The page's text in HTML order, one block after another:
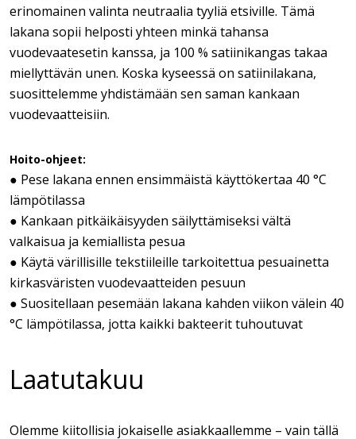
erinomainen valinta neutraalia tyyliä etsiville. Tämä
lakana sopii helposti yhteen minkä tahansa
vuodevaatesetin kanssa, ja 100 % satiinikangas takaa
miellyttävän unen. Koska kyseessä on satiinilakana,
suosittelemme yhdistämään sen saman kankaan
vuodevaatteisiin.
Hoito-ohjeet:
● Pese lakana ennen ensimmäistä käyttökertaa 40 °C
lämpötilassa
● Kankaan pitkäikäisyyden säilyttämiseksi vältä
valkaisua ja kemiallista pesua
● Käytä värillisille tekstiileille tarkoitettua pesuainetta
kirkasväristen vuodevaatteiden pesuun
● Suositellaan pesemään lakana kahden viikon välein 40
°C lämpötilassa, jotta kaikki bakteerit tuhoutuvat
Laatutakuu
Olemme kiitollisia jokaiselle asiakkaallemme – vain tällä